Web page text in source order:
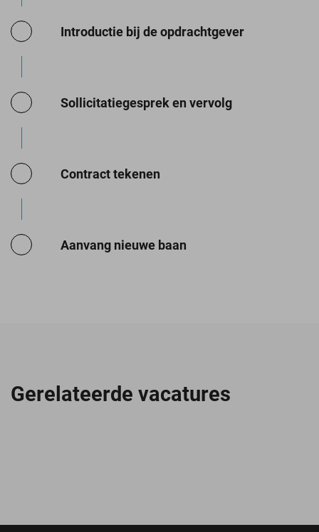
Introductie bij de opdrachtgever
Sollicitatiegesprek en vervolg
Contract tekenen
Aanvang nieuwe baan
Gerelateerde vacatures